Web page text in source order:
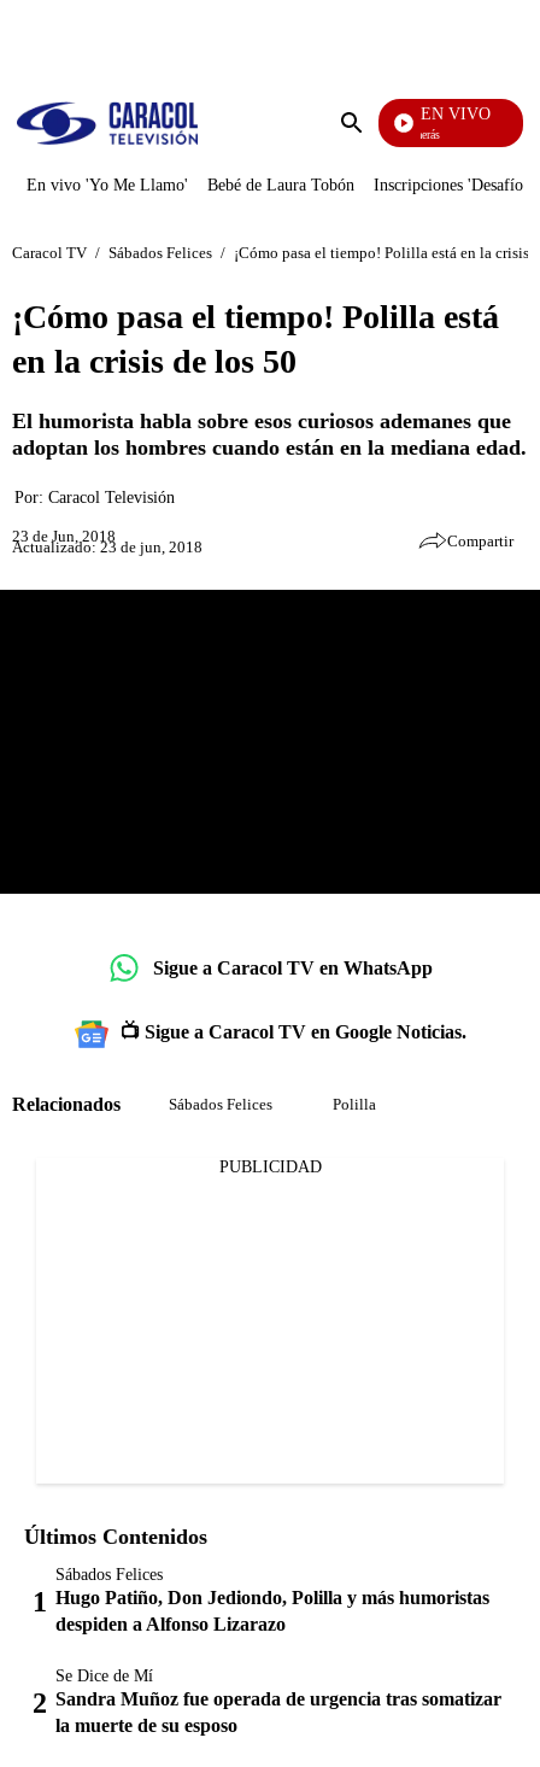
Enviar
EN VIVO
También Caerás
En vivo 'Yo Me Llamo' Bebé de Laura Tobón Inscripciones 'Desafío'
Caracol TV / Sábados Felices / ¡Cómo pasa el tiempo! Polilla está en la crisis
¡Cómo pasa el tiempo! Polilla está
en la crisis de los 50
El humorista habla sobre esos curiosos ademanes que
adoptan los hombres cuando están en la mediana edad.
Por: Caracol Televisión
23 de Jun, 2018
Actualizado: 23 de jun, 2018 Compartir
Sigue a Caracol TV en WhatsApp
📺 Sigue a Caracol TV en Google Noticias.
Relacionados Sábados Felices Polilla
PUBLICIDAD
Últimos Contenidos
Sábados Felices
Hugo Patiño, Don Jediondo, Polilla y más humoristas
despiden a Alfonso Lizarazo
Se Dice de Mí
Sandra Muñoz fue operada de urgencia tras somatizar
la muerte de su esposo